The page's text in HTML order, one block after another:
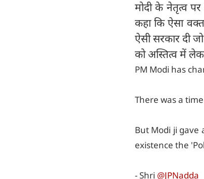
मोदी के नेतृत्व पर
कहा कि ऐसा
ऐसी सरकार दी
को अस्तित्व में
PM Modi has
There was a
But Modi ji gave
existence the
- Shri @JPNadda